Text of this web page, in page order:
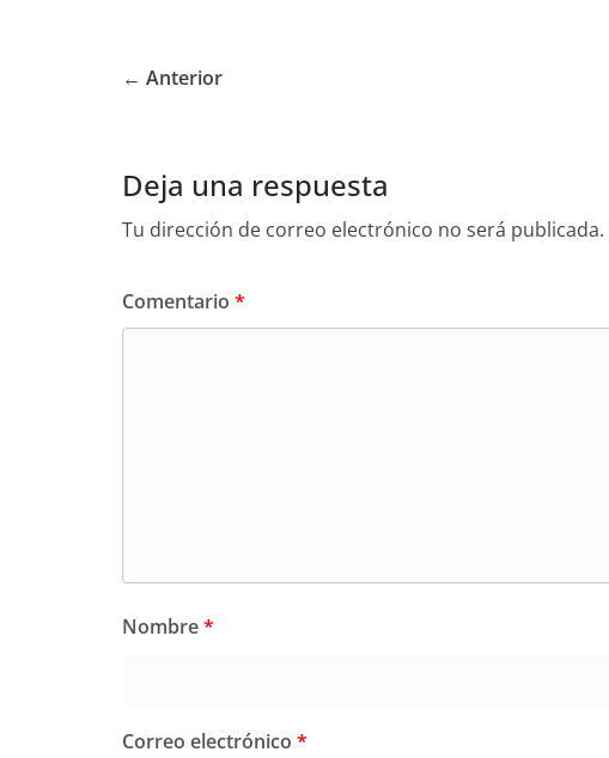
← Anterior
Deja una respuesta
Tu dirección de correo electrónico no será publicada.
Comentario *
Nombre*
Correo electrónico *